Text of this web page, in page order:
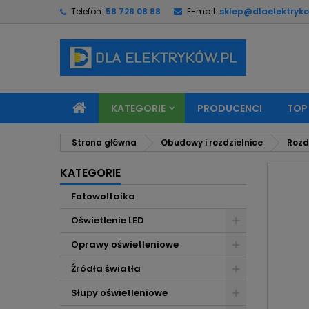
Telefon: 58 728 08 88 E-mail:
KATEGORIE PRODUCENCI
Strona główna Obudowy i rozdzielnice
KATEGORIE
Fotowoltaika
Oświetlenie LED
Oprawy oświetleniowe
Źródła światła
Słupy oświetleniowe